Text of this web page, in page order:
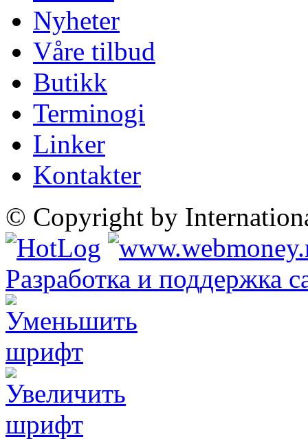
Nyheter
Våre tilbud
Butikk
Terminogi
Linker
Kontakter
© Copyright by
Разработка и поддержка